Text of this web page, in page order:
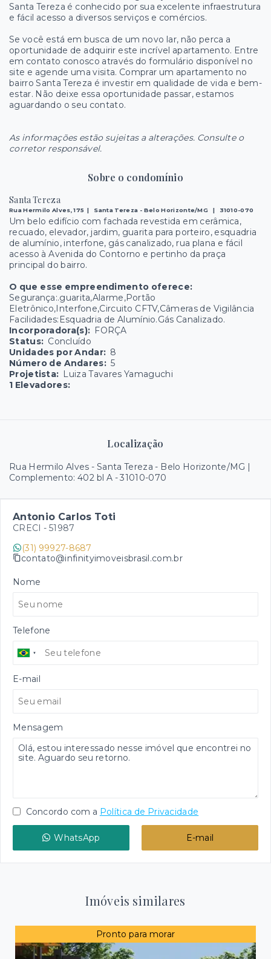
Santa Tereza é conhecido por sua excelente infraestrutura
e fácil acesso a diversos serviços e comércios.
Se você está em busca de um novo lar, não perca a
oportunidade de adquirir este incrível apartamento. Entre
em contato conosco através do formulário disponível no
site e agende uma visita. Comprar um apartamento no
bairro Santa Tereza é investir em qualidade de vida e bem-
estar. Não deixe essa oportunidade passar, estamos
aguardando o seu contato.
As informações estão sujeitas a alterações. Consulte o
corretor responsável.
Sobre o condomínio
Santa Tereza
Rua Hermilo Alves, 175 | Santa Tereza - Belo Horizonte/MG | 31010-070
Um belo edifício com fachada revestida em cerâmica,
recuado, elevador, jardim, guarita para porteiro, esquadria
de alumínio, interfone, gás canalizado, rua plana e fácil
acesso à Avenida do Contorno e pertinho da praça
principal do bairro.
O que esse empreendimento oferece:
Segurança:.guarita,Alarme,Portão
Eletrônico,Interfone,Circuito CFTV,Câmeras de Vigilância
Facilidades:Esquadria de Alumínio.Gás Canalizado.
Incorporadora(s): FORÇA
Status: Concluído
Unidades por Andar: 8
Número de Andares:5
Projetista: Luiza Tavares Yamaguchi
1 Elevadores:
Localização
Rua Hermilo Alves - Santa Tereza - Belo Horizonte/MG |
Complemento: 402 bl A - 31010-070
Antonio Carlos Toti
CRECI - 51987
(31) 99927-8687
contato@infinityimoveisbrasil.com.br
Nome
Telefone
E-mail
Mensagem
Concordo com a Política de Privacidade
WhatsApp E-mail
Imóveis similares
Pronto para morar